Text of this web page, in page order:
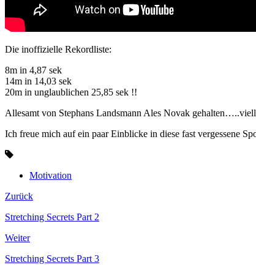
Die inoffizielle Rekordliste:
8m in 4,87 sek
14m in 14,03 sek
20m in unglaublichen 25,85 sek !!
Allesamt von Stephans Landsmann Ales Novak
Ich freue mich auf ein paar Einblicke in diese fast vergessene
Motivation
Zurück
Stretching Secrets Part 2
Weiter
Stretching Secrets Part 3